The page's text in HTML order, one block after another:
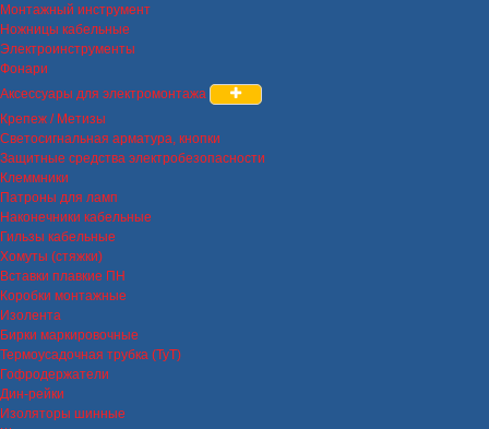
Монтажный инструмент
Ножницы кабельные
Электроинструменты
Фонари
Аксессуары для электромонтажа
Крепеж / Метизы
Светосигнальная арматура, кнопки
Защитные средства электробезопасности
Клеммники
Патроны для ламп
Наконечники кабельные
Гильзы кабельные
Хомуты (стяжки)
Вставки плавкие ПН
Коробки монтажные
Изолента
Бирки маркировочные
Термоусадочная трубка (ТуТ)
Гофродержатели
Дин-рейки
Изоляторы шинные